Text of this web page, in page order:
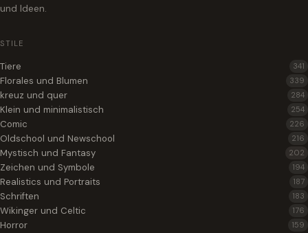
und Ideen.
STILE
Tiere 341
Florales und Blumen 339
kreuz und quer 284
Klein und minimalistisch 254
Comic 226
Oldschool und Newschool 216
Mystisch und Fantasy 202
Zeichen und Symbole 194
Realistics und Portraits 187
Schriften 183
Wikinger und Celtic 176
Horror 159